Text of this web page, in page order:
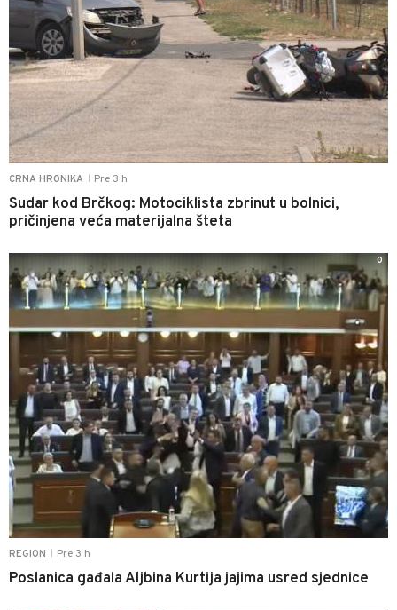
CRNA HRONIKA Pre 3 h
Sudar kod Brčkog: Motociklista zbrinut u bolnici,
pričinjena veća materijalna šteta
REGION Pre 3 h
Poslanica gađala Aljbina Kurtija jajima usred sjednice
0